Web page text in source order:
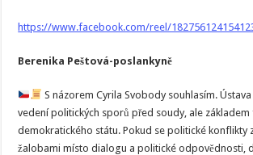
https://www.facebook.com/reel/
Berenika Peštová-poslankyně
S názorem Cyrila Svobody souhlasím.
vedení politických sporů před soudy, ale
demokratického státu. Pokud se politické konflikty
žalobami místo dialogu a politické odpovědnosti,